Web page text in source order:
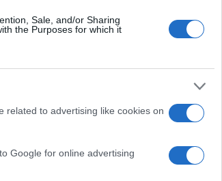
Sale, and/or Sharing
the Purposes for which it
related to advertising like cookies on
Google for online advertising